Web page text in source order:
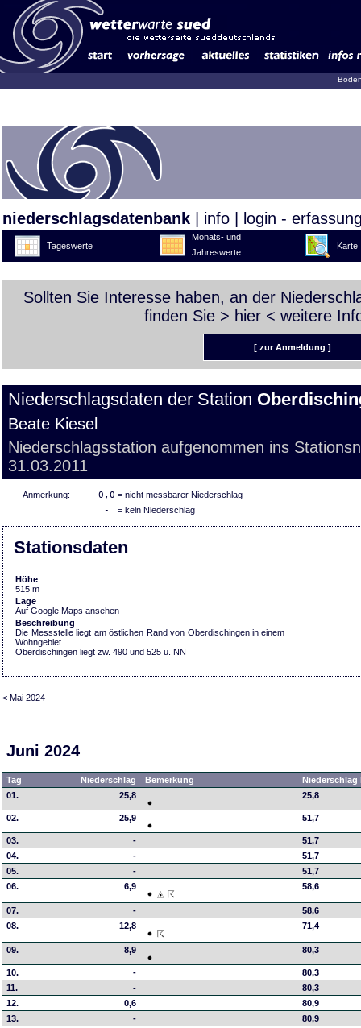
niederschlagsdatenbank info login -
Tageswerte
Monats- und
Jahreswerte
Karte
Sollten Sie Interesse haben, an der
finden Sie > hier < weitere
[ zur Anmeldung ]
Niederschlagsdaten der Station
Beate Kiesel
Niederschlagsstation aufgenommen ins
31.03.2011
Anmerkung: 0,0 = nicht messbarer Niederschlag
- = kein Niederschlag
Stationsdaten
Höhe
515 m
Lage
Auf Google Maps ansehen
Beschreibung
Die Messstelle liegt am östlichen Rand von Oberdischingen in einem
Wohngebiet.
Oberdischingen liegt zw. 490 und 525 ü. NN
< Mai 2024
Juni 2024
Tag Niederschlag Bemerkung
01.
25,8 25,8
02. 25,9 51,7
03. -
51,7
04.
-
51,7
05.
-
51,7
06.
6,9 58,6
07. -
58,6
08.
12,8 71,4
09. 8,9 80,3
10. -
80,3
11.
-
80,3
12.
0,6
80,9
13.
-
80,9